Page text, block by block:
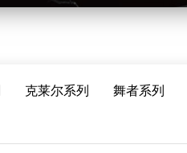
克莱尔系列 舞者系列